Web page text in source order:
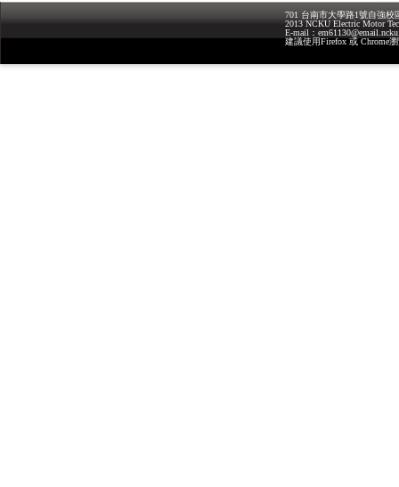
701 台南市大學路1號自強校
2013 NCKU Electric Motor
E-mail：
建議使用Firefox 或 Chrome